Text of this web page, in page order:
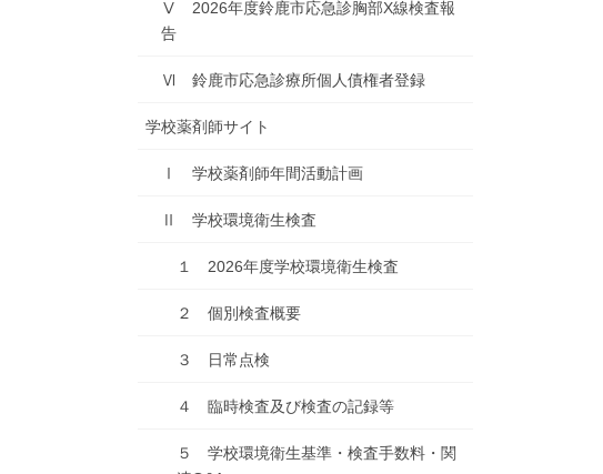
Ⅴ 2026年度鈴鹿市応急診胸部X線検査報
告
Ⅵ 鈴鹿市応急診療所個人債権者登録
学校薬剤師サイト
Ⅰ 学校薬剤師年間活動計画
Ⅱ 学校環境衛生検査
１ 2026年度学校環境衛生検査
２ 個別検査概要
３ 日常点検
４ 臨時検査及び検査の記録等
５ 学校環境衛生基準・検査手数料・関